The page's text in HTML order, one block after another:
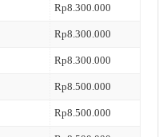
Rp8.300.000
Rp8.300.000
Rp8.300.000
Rp8.500.000
Rp8.500.000